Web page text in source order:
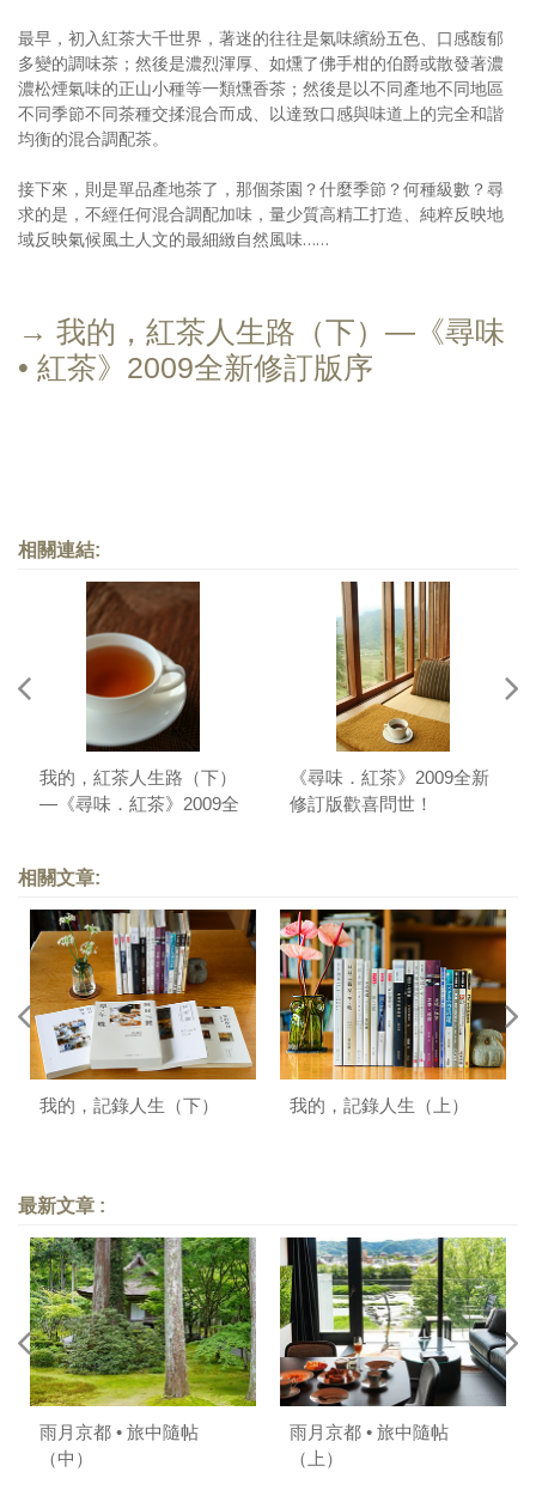
最早，初入紅茶大千世界，著迷的往往是氣味繽紛五色、口感馥郁
多變的調味茶；然後是濃烈渾厚、如燻了佛手柑的伯爵或散發著濃
濃松煙氣味的正山小種等一類燻香茶；然後是以不同產地不同地區
不同季節不同茶種交揉混合而成、以達致口感與味道上的完全和諧
均衡的混合調配茶。
接下來，則是單品產地茶了，那個茶園？什麼季節？何種級數？尋
求的是，不經任何混合調配加味，量少質高精工打造、純粹反映地
域反映氣候風土人文的最細緻自然風味……
→ 我的，紅茶人生路（下）—《尋味
• 紅茶》2009全新修訂版序
相關連結:
我的，紅茶人生路（下）
—《尋味．紅茶》2009全
《尋味．紅茶》2009全新
修訂版歡喜問世！
相關文章:
我的，記錄人生（下） 我的，記錄人生（上）
最新文章 :
雨月京都 • 旅中隨帖
（中）
雨月京都 • 旅中隨帖
（上）